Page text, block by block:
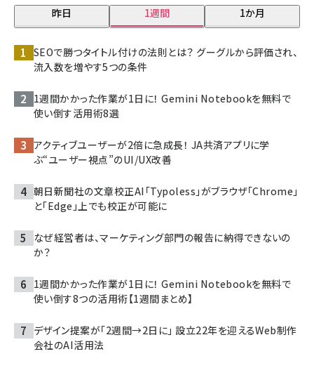
昨日 1週間 1か月
SEOで勝つタイトル付けの法則とは？ グーグルから評価され、
流入数を増やす5つの条件
1週間かかった作業が1日に！ Gemini Notebookを無料で
使い倒す活用術8選
アクティブユーザーが2倍に急成長！ JA共済アプリに学
ぶ“ユーザー視点”のUI/UX改善
朝日新聞社の文章校正AI「Typoless」がブラウザ「Chrome」
と「Edge」上でも校正が可能に
なぜ経営者は、マーケティング部門の報告に納得できないの
か？
1週間かかった作業が1日に！ Gemini Notebookを無料で
使い倒す8つの活用術【1週間まとめ】
デザイン提案が「2週間→2日に」 設立22年を迎えるWeb制作
会社のAI活用法